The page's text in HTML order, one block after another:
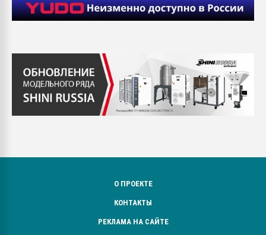
О ПРОЕКТЕ
КОНТАКТЫ
РЕКЛАМА НА САЙТЕ